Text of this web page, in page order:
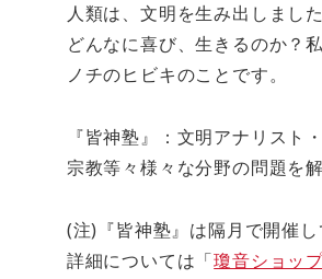
人類は、文明を生み出しまし
どんなに喜び、生きるのか？
ノチのヒビキのことです。
『皆神塾』：文明アナリスト
宗教等々様々な分野の問題を
(注)『皆神塾』は隔月で開催
詳細については「瓊音ショッ